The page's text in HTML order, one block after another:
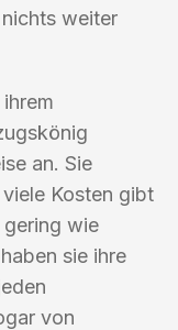
weiter
an. Sie
Kosten gibt
gering wie
sie ihre
von